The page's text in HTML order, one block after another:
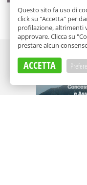
Questo sito fa uso di
click su "Accetta" per
profilazione, altrimenti
approvare. Clicca su
prestare alcun
ACCETTA